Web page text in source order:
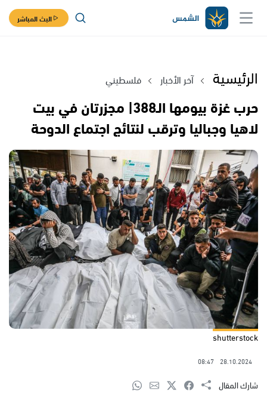
البث المباشر
الرئيسية آخر الأخبار فلسطيني
حرب غزة بيومها الـ388| مجزرتان في بيت
لاهيا وجباليا وترقب لنتائج اجتماع الدوحة
shutterstock
28.10.2024
08:47
شارك المقال